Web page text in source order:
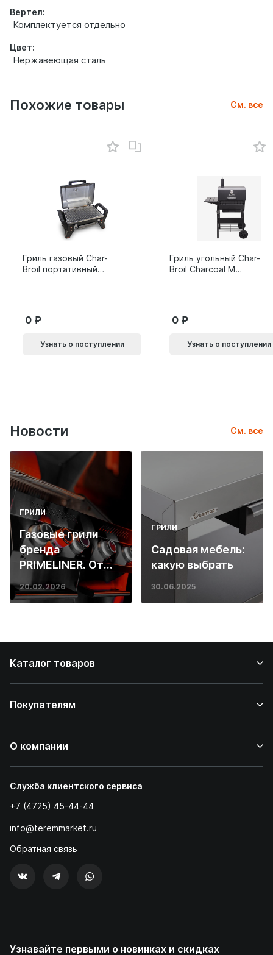
Вертел:
Комплектуется отдельно
Цвет:
Нержавеющая сталь
Похожие товары См. все
Гриль газовый Char-
Broil портативный
0
Узнать о поступлении
Гриль угольный Char-
Broil Charcoal M
0
Узнать о поступлении
Новости См. все
ГРИЛИ
Газовые грили
бренда
PRIMELINER. От
основ инженерии
до ресторанных
20.02.2026
ГРИЛИ
Садовая мебель:
какую выбрать
30.06.2025
Каталог товаров
Покупателям
О компании
Служба клиентского сервиса
+7 (4725) 45-44-44
info@teremmarket.ru
Обратная связь
Узнавайте первыми о новинках и скидках